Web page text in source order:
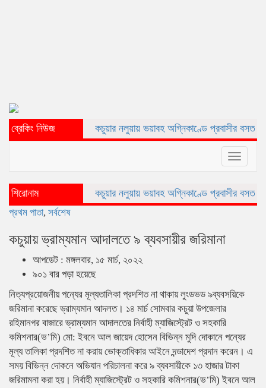
ব্রেকিং নিউজকচুয়ার নলুয়ায় ভয়াবহ অগ্নিকাণ্ডে প্রবাসীর বসত ঘর পুড়ে
Toggle
শিরোনাম কচুয়ার নলুয়ায় ভয়াবহ অগ্নিকাণ্ডে প্রবাসীর বসত ঘর পুড়ে
প্রথম পাতা, সর্বশেষ
কচুয়ায় ভ্রাম্যমান আদালতে ৯ ব্যবসায়ীর জরিমানা
আপডেট : মঙ্গলবার, ১৫ মার্চ, ২০২২
৯০১ বার পড়া হয়েছে
নিত্যপ্রয়োজনীয় পন্যের মূল্যতালিকা প্রদশিত না থাকায় লুংডভড ৯ব্যবসয়িকে
জরিমানা করেছে ভ্রাম্যমান আদলত। ১৪ মার্চ সোমবার কচুয়া উপজেলার
রহিমানগর বাজারে ভ্রাম্যমান আদালতের নির্বাহী ম্যাজিস্ট্রেট ও সহকারি
কমিশনার(ভ’মি) মো: ইবনে আল জায়েদ হোসেন বিভিন্ন মুদি দোকানে পন্যের
মূল্য তালিকা প্রদশিত না করায় ভোক্তাধিকার আইনে দন্ডাদেশ প্রদান করেন। এ
সময় বিভিন্ন দোকনে অভিযান পরিচালনা করে ৯ ব্যবসায়ীকে ১৩ হাজার টাকা
জরিমামনা করা হয়। নির্বাহী ম্যাজিস্ট্রেট ও সহকারি কমিশনার(ভ’মি) ইবনে আল